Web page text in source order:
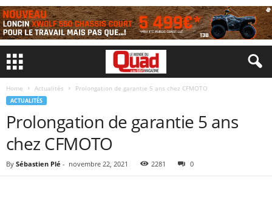
Home Actualités Prolongation de garantie 5 ans chez CFMOTO
ACTUALITÉS
Prolongation de garantie 5 ans
chez CFMOTO
By Sébastien Plé - novembre 22, 2021 2281 0